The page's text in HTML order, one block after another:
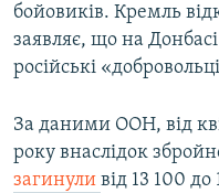
бойовиків. Кремль
заявляє, що на
російські
За даними ООН, від
року внаслідок
загинули від 13 100